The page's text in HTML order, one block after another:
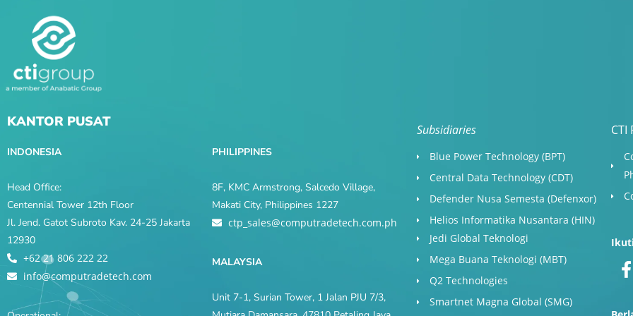
KANTOR PUSAT
INDONESIA
Head Office:
Centennial Tower 12th Floor
Jl. Jend. Gatot Subroto Kav. 24-25 Jakarta
12930
+62 21 806 222 22
info@computradetech.com
PHILIPPINES
8F, KMC Armstrong, Salcedo Village,
Makati City, Philippines 1227
ctp_sales@computradetech.com.ph
MALAYSIA
Unit 7-1, Surian Tower, 1 Jalan PJU 7/3,
Subsidiaries
Blue Power Technology (BPT)​
Central Data Technology (CDT)
Defender Nusa Semesta (Defenxor)
Helios Informatika Nusantara (HIN)
Jedi Global Teknologi
Mega Buana Teknologi (MBT)
Q2 Technologies
Smartnet Magna Global (SMG)
CTI
F
a